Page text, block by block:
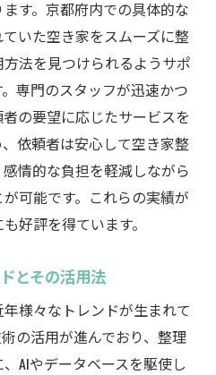
的負担を解消する方法
るが提案する感情負担の
プロのアプローチ
空き家整理の実践例
タート専門家のサポート
切るためのプロのサポー
持ち新たな空き家整理へ
新生活へのステップ
空き家整理の新たな可能
す。京都府内での具体的な
いた空き家をスムーズに整
法を見つけられるようサポ
専門のスタッフが迅速かつ
の要望に応じたサービスを
依頼者は安心して空き家整
情的な負担を軽減しながら
可能です。これらの実績が
好評を得ています。
とその活用法
様々なトレンドが生まれて
の活用が進んでおり、整理
AIやデータベースを駆使し